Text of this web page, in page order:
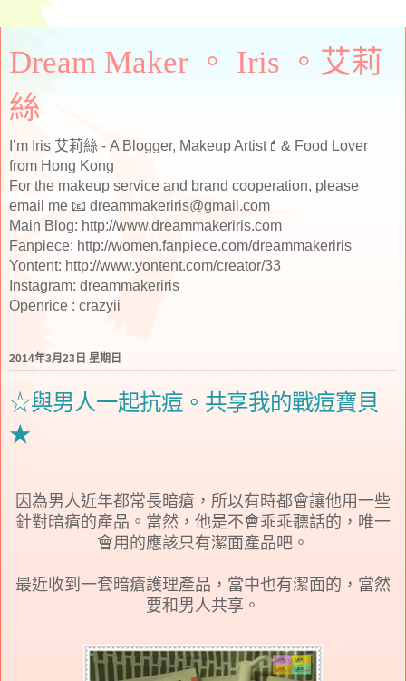
Dream Maker 。 Iris 。艾莉
絲
I’m Iris 艾莉絲 - A Blogger, Makeup Artist💄& Food Lover
from Hong Kong
For the makeup service and brand cooperation, please
email me 📧 dreammakeriris@gmail.com
Main Blog: http://www.dreammakeriris.com
Fanpiece: http://women.fanpiece.com/dreammakeriris
Yontent: http://www.yontent.com/creator/33
Instagram: dreammakeriris
Openrice : crazyii
2014年3月23日 星期日
☆與男人一起抗痘。共享我的戰痘寶貝
★
因為男人近年都常長暗瘡，所以有時都會讓他用一些
針對暗瘡的產品。當然，他是不會乖乖聽話的，唯一
會用的應該只有潔面產品吧。
最近收到一套暗瘡護理產品，當中也有潔面的，當然
要和男人共享。